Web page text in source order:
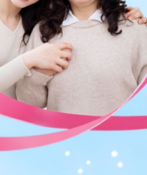
Chia sẻ
đầu Sinh mổ